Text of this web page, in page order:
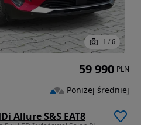
1 / 6
Allure S&S EAT8
59 990 PLN
Poniżej średniej